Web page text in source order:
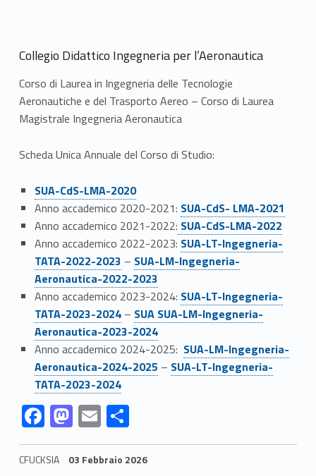
Collegio Didattico Ingegneria per l’Aeronautica
Corso di Laurea in Ingegneria delle Tecnologie
Aeronautiche e del Trasporto Aereo – Corso di Laurea
Magistrale Ingegneria Aeronautica
Scheda Unica Annuale del Corso di Studio:
Link identifier #identifier__25097-41
SUA-CdS-LMA-2020
Anno accademico 2020-2021: Link identifier #identifier__65149-42
SUA-CdS- LMA-2021
Anno accademico 2021-2022: Link identifier #identifier__169671-43
SUA-CdS-LMA-2022
Anno accademico 2022-2023: Link identifier #identifier__169314-44
SUA-LT-Ingegneria-
TATA-2022-2023 – Link identifier #identifier__265-45
SUA-LM-Ingegneria-
Aeronautica-2022-2023
Anno accademico 2023-2024: Link identifier #identifier__62858-46
SUA-LT-Ingegneria-
TATA-2023-2024– Link identifier #identifier__144523-47
SUA SUA-LM-Ingegneria-
Aeronautica-2023-2024
Anno accademico 2024-2025: Link identifier #identifier__199134-48
SUA-LM-Ingegneria-
Aeronautica-2024-2025 – Link identifier #identifier__140929-49
SUA-LT-Ingegneria-
TATA-2023-2024
Link identifier #identifier__108199-50
F
ac
e
Link identifier #identifier__166302-51 M
as
to
Link identifier #identifier__102818-52 E
m
ai
Link identifier #identifier__188071-53 C
o
n
CFUCKSIA 03 Febbraio 2026